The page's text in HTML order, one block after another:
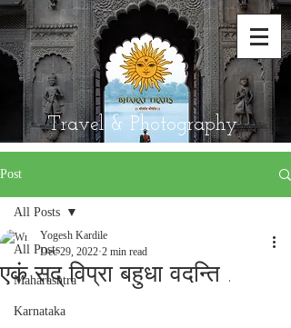
Travel & Photography
Post
All Posts
Maharashtra
Karnataka
All Posts
एकं सद् विप्रा बहुधा वदन्ति .
Yogesh Kardile
Dec 29, 2022 2 min read